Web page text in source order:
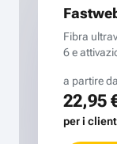
Fibra
6 e
a partire da
22,95
per i